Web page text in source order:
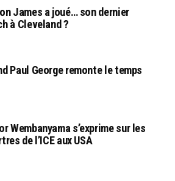
James a joué… son dernier
à Cleveland ?
Paul George remonte le temps
Wembanyama s’exprime sur les
de l’ICE aux USA